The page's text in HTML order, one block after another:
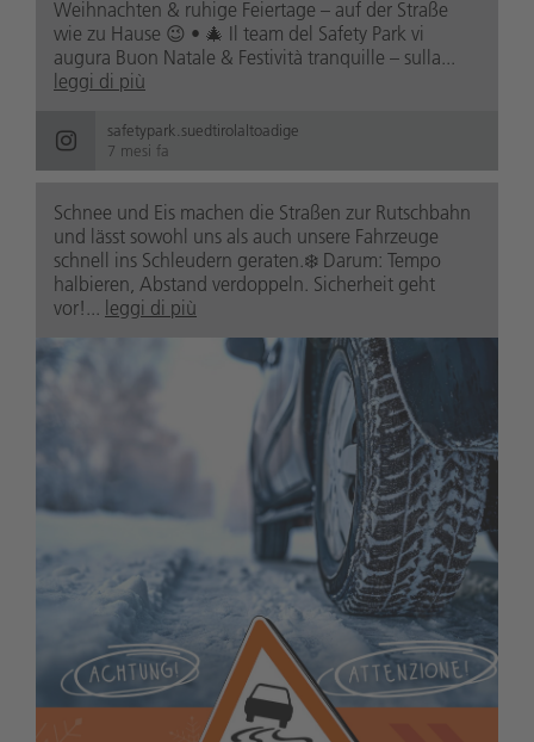
Weihnachten & ruhige Feiertage – auf der Straße
wie zu Hause 😉 • 🎄 Il team del Safety Park vi
augura Buon Natale & Festività tranquille – sulla...
leggi di più
safetypark.suedtirolaltoadige
7 mesi fa
Schnee und Eis machen die Straßen zur Rutschbahn
und lässt sowohl uns als auch unsere Fahrzeuge
schnell ins Schleudern geraten.❄️ Darum: Tempo
halbieren, Abstand verdoppeln. Sicherheit geht
vor!... leggi di più